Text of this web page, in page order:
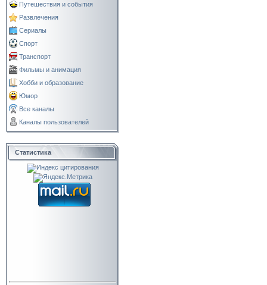
Путешествия и события
Развлечения
Сериалы
Спорт
Транспорт
Фильмы и анимация
Хобби и образование
Юмор
Все каналы
Каналы пользователей
Статистика